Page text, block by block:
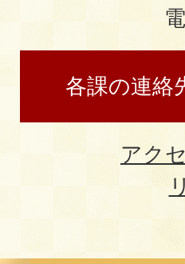
電
各課の連絡
アク